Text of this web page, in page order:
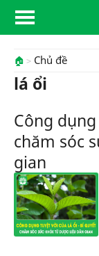
🏠 Chủ đề
lá ổi
Công
chăm sóc
gian